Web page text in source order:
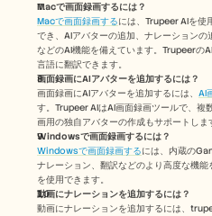
Macで画面録画するには？
Macで画面録画するには、Trupeer AIを使
でき、AIアバターの追加、ナレーション
などのAI機能を備えています。Trupeerの
言語に翻訳できます。
画面録画にAIアバターを追加するには？
画面録画にAIアバターを追加するには、 AI
す。Trupeer AIはAI画面録画ツールで、複
画用の独自アバターの作成もサポートしま
Windowsで画面録画するには？
Windowsで画面録画するには、内蔵の
ナレーション、翻訳などのより高度な機
を使用できます。
動画にナレーションを追加するには？
動画にナレーションを追加するには、